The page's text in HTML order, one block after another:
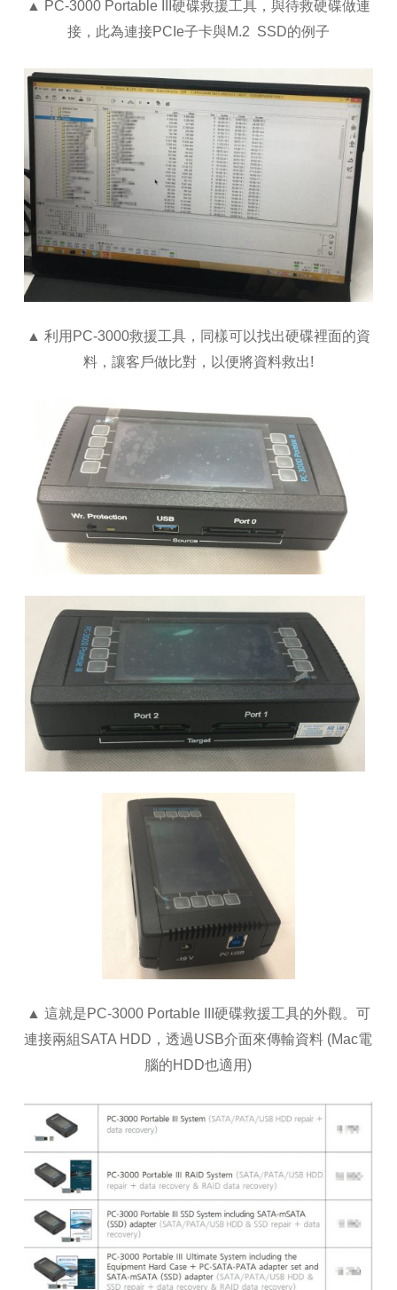
▲ PC-3000 Portable III硬碟救援工具，與待救硬碟做連
接，此為連接PCIe子卡與M.2 SSD的例子
▲ 利用PC-3000救援工具，同樣可以找出硬碟裡面的資
料，讓客戶做比對，以便將資料救出!
▲ 這就是PC-3000 Portable III硬碟救援工具的外觀。可
連接兩組SATA HDD，透過USB介面來傳輸資料 (Mac電
腦的HDD也適用)